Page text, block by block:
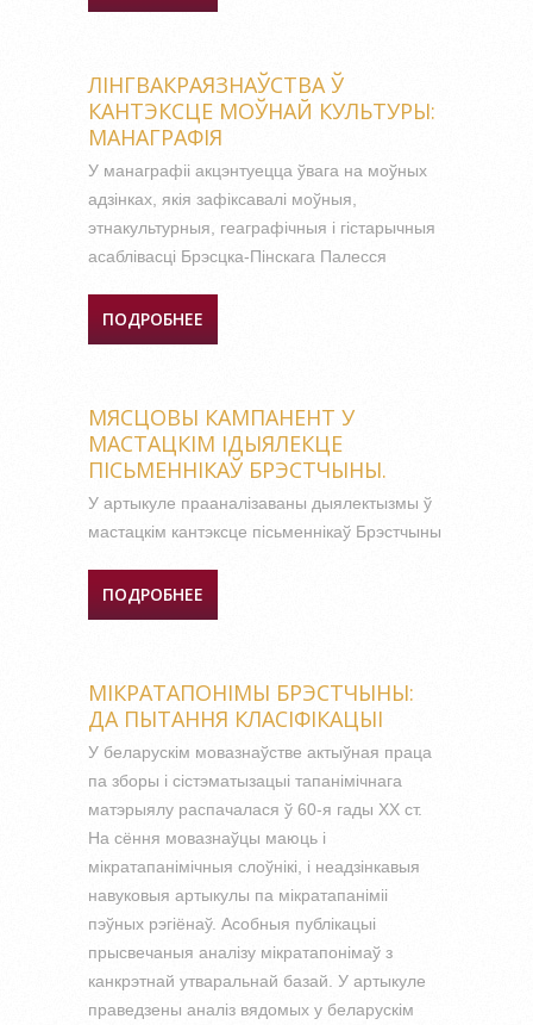
РОЛЯ ПАЭТОНІМАЎ У
ПІСЬМЕННІКАЎ :
МАНАГРАФІЯ.
ЛІНГВАКРАЯЗНАЎСТВА Ў
КАНТЭКСЦЕ МОЎНАЙ КУЛЬТУРЫ:
МАНАГРАФІЯ
У манаграфіі акцэнтуецца ўвага на моўных
адзінках, якія зафіксавалі моўныя,
этнакультурныя, геаграфічныя і гістарычныя
асаблівасці Брэсцка-Пінскага Палесся
ПОДРОБНЕЕ
КАНТЭКСЦЕ МОЎНАЙ
МЯСЦОВЫ КАМПАНЕНТ У
МАСТАЦКІМ ІДЫЯЛЕКЦЕ
ПІСЬМЕННІКАЎ БРЭСТЧЫНЫ.
У артыкуле прааналізаваны дыялектызмы ў
мастацкім кантэксце пісьменнікаў Брэстчыны
ПОДРОБНЕЕ
МАСТАЦКІМ ІДЫЯЛЕКЦЕ
МІКРАТАПОНІМЫ БРЭСТЧЫНЫ:
ДА ПЫТАННЯ КЛАСІФІКАЦЫІ
У беларускім мовазнаўстве актыўная праца
па зборы і сістэматызацыі тапанімічнага
матэрыялу распачалася ў 60-я гады ХХ ст.
На сёння мовазнаўцы маюць і
мікратапанімічныя слоўнікі, і неадзінкавыя
навуковыя артыкулы па мікратапаніміі
пэўных рэгіёнаў. Асобныя публікацыі
прысвечаныя аналізу мікратапонімаў з
канкрэтнай утваральнай базай. У артыкуле
праведзены аналіз вядомых у беларускім